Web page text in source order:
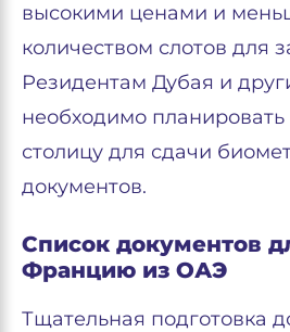
высокими ценами и
количеством слотов для
Резидентам Дубая и
необходимо планировать
столицу для сдачи
документов.
Список документов
Францию из ОАЭ
Тщательная подготовка